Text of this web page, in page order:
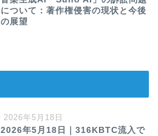
について：著作権侵害の現状と今後
の展望
2026年5月18日
2026年5月18日｜316KBTC流入で